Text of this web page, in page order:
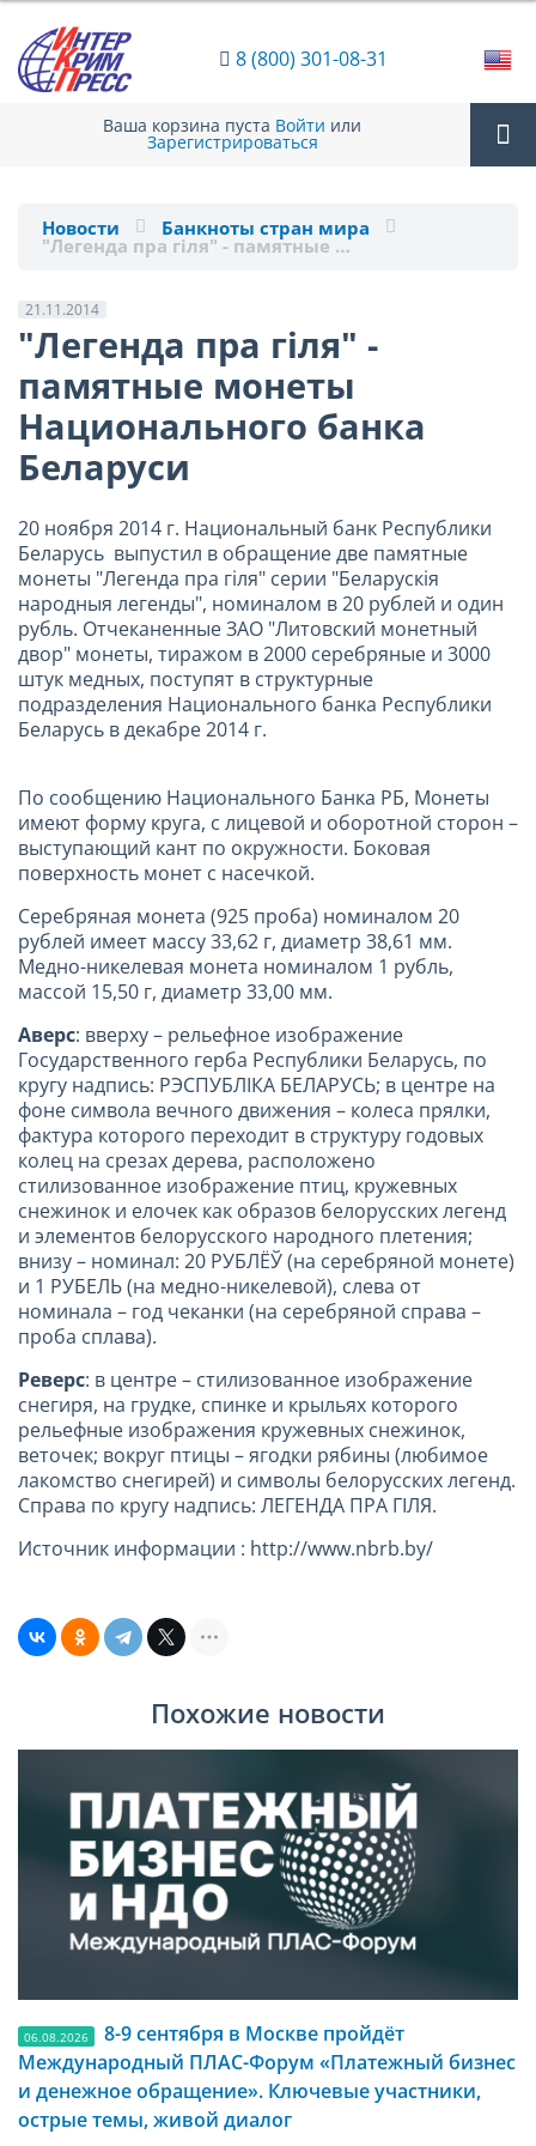
8 (800) 301-08-31
Ваша корзина пуста Войти или
Зарегистрироваться
Новости Банкноты стран мира
"Легенда пра гіля" - памятные …
21.11.2014
"Легенда пра гіля" -
памятные монеты
Национального банка
Беларуси
20 ноября 2014 г. Национальный банк Республики
Беларусь выпустил в обращение две памятные
монеты "Легенда пра гіля" серии "Беларускія
народныя легенды", номиналом в 20 рублей и один
рубль. Отчеканенные ЗАО "Литовский монетный
двор" монеты, тиражом в 2000 серебряные и 3000
штук медных, поступят в структурные
подразделения Национального банка Республики
Беларусь в декабре 2014 г.
По сообщению Национального Банка РБ, Монеты
имеют форму круга, с лицевой и оборотной сторон –
выступающий кант по окружности. Боковая
поверхность монет с насечкой.
Серебряная монета (925 проба) номиналом 20
рублей имеет массу 33,62 г, диаметр 38,61 мм.
Медно-никелевая монета номиналом 1 рубль,
массой 15,50 г, диаметр 33,00 мм.
Аверс: вверху – рельефное изображение
Государственного герба Республики Беларусь, по
кругу надпись: РЭСПУБЛІКА БЕЛАРУСЬ; в центре на
фоне символа вечного движения – колеса прялки,
фактура которого переходит в структуру годовых
колец на срезах дерева, расположено
стилизованное изображение птиц, кружевных
снежинок и елочек как образов белорусских легенд
и элементов белорусского народного плетения;
внизу – номинал: 20 РУБЛЁЎ (на серебряной монете)
и 1 РУБЕЛЬ (на медно-никелевой), слева от
номинала – год чеканки (на серебряной справа –
проба сплава).
Реверс: в центре – стилизованное изображение
снегиря, на грудке, спинке и крыльях которого
рельефные изображения кружевных снежинок,
веточек; вокруг птицы – ягодки рябины (любимое
лакомство снегирей) и символы белорусских легенд.
Справа по кругу надпись: ЛЕГЕНДА ПРА ГІЛЯ.
Источник информации : http://www.nbrb.by/
Похожие новости
06.08.2026
8-9 сентября в Москве пройдёт
Международный ПЛАС-Форум «Платежный бизнес
и денежное обращение». Ключевые участники,
острые темы, живой диалог